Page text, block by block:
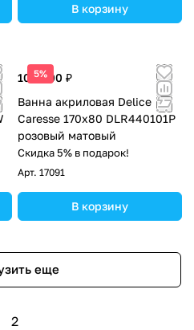
В корзину
5%
104 000 ₽
Ванна акриловая Delice
Caresse 170х80 DLR440101P
розовый матовый
Скидка 5% в подарок!
Арт. 17091
В корзину
еще
2